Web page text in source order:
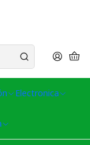
Electronica